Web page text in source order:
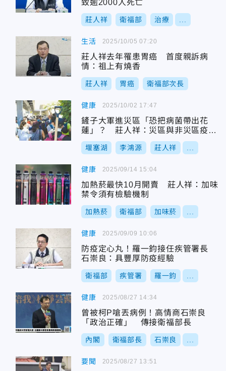
致逾2000人死亡
莊人祥 衛福部 治療
生活
莊人祥去年罹患胃癌 首度親訴病
情：祖上有燒香
莊人祥 胃癌 衛福部次長
2025/10/05 07:20
健康
鏟子大軍進災區「恐把病菌帶出花
蓮」？ 莊人祥：災區與非災區疫況
相似
堰塞湖 李鴻源 莊人祥
2025/10/02 17:47
健康
加熱菸最快10月開賣 莊人祥：加味
禁令須有檢驗機制
加熱菸 衛福部 加味菸
2025/09/14 15:04
健康
防疫定心丸！羅一鈞接任疾管署長
石崇良：具豐厚防疫經驗
衛福部 疾管署 羅一鈞
2025/09/09 10:06
健康
曾被柯P嗆丟病例！高情商石崇良
「政治正確」 傳接衛福部長
內閣 衛福部長 石崇良
2025/08/27 14:34
要聞 2025/08/27 13:51